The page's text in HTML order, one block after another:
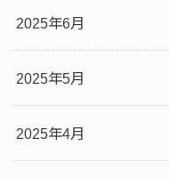
2025年6月
2025年5月
2025年4月